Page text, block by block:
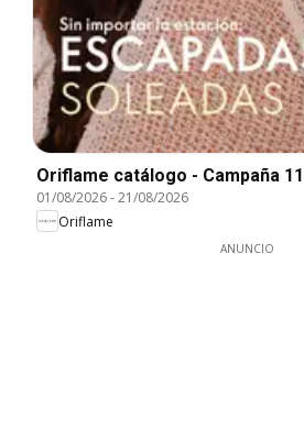
Oriflame catálogo - Campaña 11
01/08/2026-21/08/2026
Oriflame
ANUNCIO